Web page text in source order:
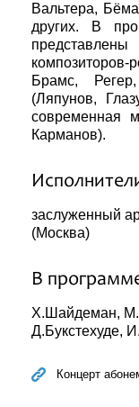
Вальтера,
других. В
Брамс,
(Ляпунов,
современная
Карманов).
заслуженный
(Москва)
В
Х.Шайдеман,
Д.Букстехуде,
Концерт